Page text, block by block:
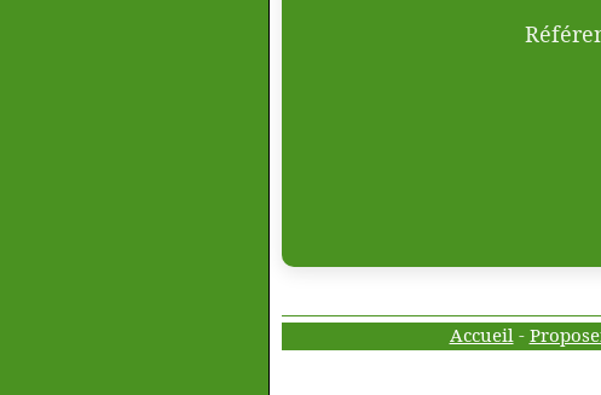
Accueil-